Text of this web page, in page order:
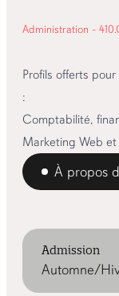
Administration -
Profils offerts
:
Comptabilité,
Marketing Web
À propos
Admission
Automne/